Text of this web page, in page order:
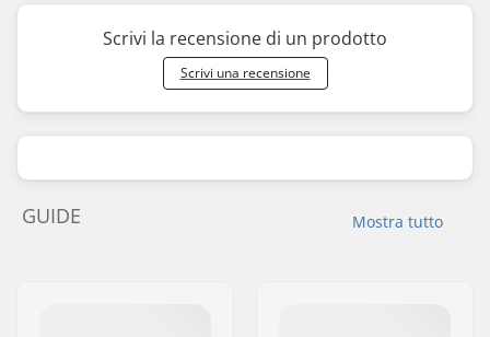
Scrivi la recensione di un prodotto
Scrivi una recensione
Mostra tutto
GUIDE